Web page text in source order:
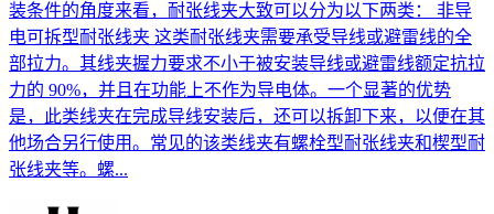
装条件的角度来看，耐张线夹大致可以分为以下两类： 非导
电可拆型耐张线夹 这类耐张线夹需要承受导线或避雷线的全
部拉力。其线夹握力要求不小于被安装导线或避雷线额定抗拉
力的 90%，并且在功能上不作为导电体。一个显著的优势
是，此类线夹在完成导线安装后，还可以拆卸下来，以便在其
他场合另行使用。常见的该类线夹有螺栓型耐张线夹和楔型耐
张线夹等。螺...